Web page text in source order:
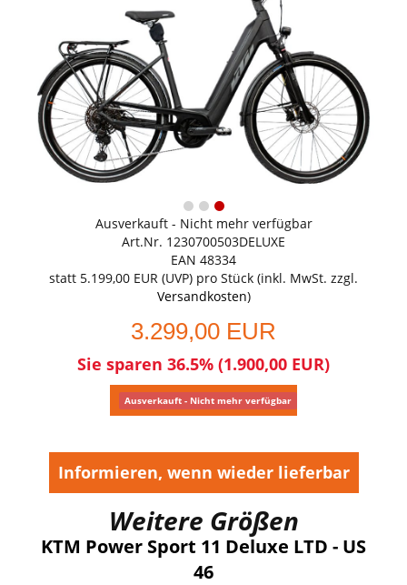
Ausverkauft - Nicht mehr verfügbar
Art.Nr. 1230700503DELUXE
EAN 48334
statt 5.199,00 EUR (UVP) pro Stück (inkl. MwSt. zzgl.
Versandkosten)
3.299,00 EUR
Sie sparen 36.5% (1.900,00 EUR)
Ausverkauft - Nicht mehr verfügbar
Informieren, wenn wieder lieferbar
Weitere Größen
KTM Power Sport 11 Deluxe LTD - US
46